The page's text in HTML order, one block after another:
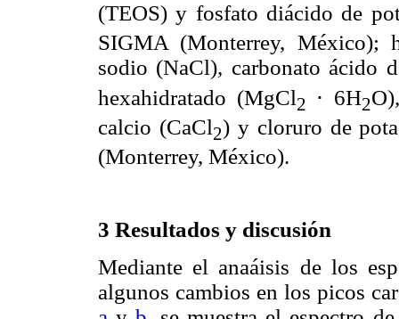
(TEOS) y fosfato diácido de
SIGMA (Monterrey, México);
sodio (NaCl), carbonato ácido
hexahidratado (MgCl2 ⋅ 6H2
calcio (CaCl2) y cloruro de
(Monterrey, México).
3 Resultados y discusión
Mediante el anaáisis de los
algunos cambios en los picos